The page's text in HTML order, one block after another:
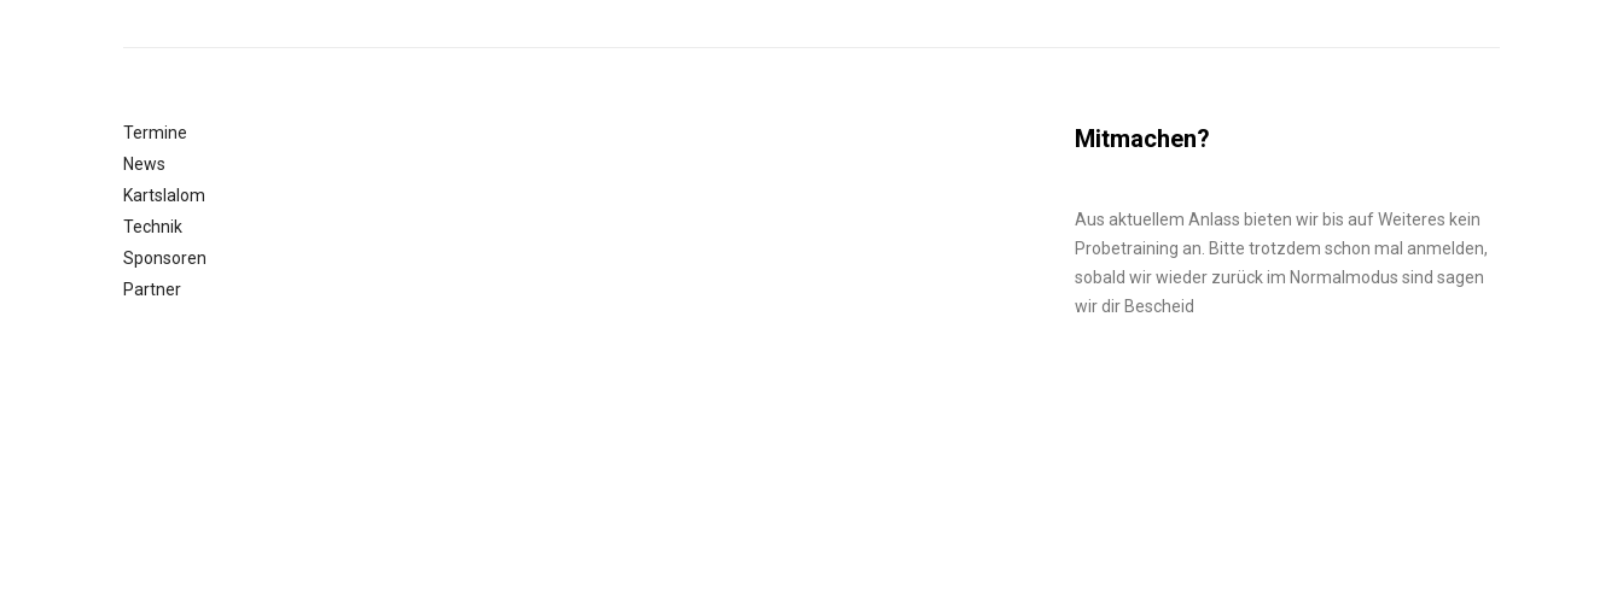
Termine
News
Kartslalom
Technik
Sponsoren
Partner
Mitmachen?
Aus aktuellem Anlass bieten wir bis auf Weiteres kein
Probetraining an. Bitte trotzdem schon mal anmelden,
sobald wir wieder zurück im Normalmodus sind sagen
wir dir Bescheid